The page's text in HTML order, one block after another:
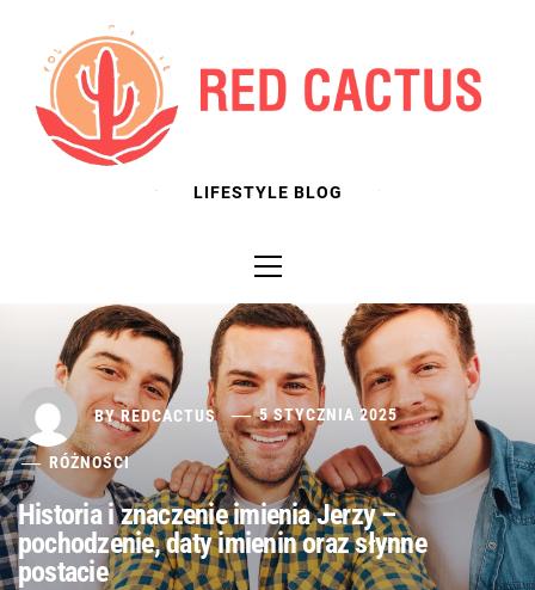
content
LIFESTYLE BLOG
Menu
BYREDCACTUS 5 STYCZNIA 2025
RÓŻNOŚCI
Historia i znaczenie imienia Jerzy –
pochodzenie, daty imienin oraz słynne
postacie